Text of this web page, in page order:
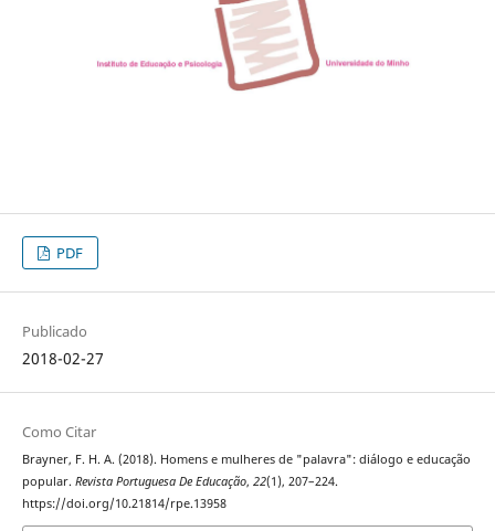
PDF
Publicado
2018-02-27
Como Citar
Brayner, F. H. A. (2018). Homens e mulheres de "palavra": diálogo e educação
popular. Revista Portuguesa De Educação, 22(1), 207–224.
https://doi.org/10.21814/rpe.13958